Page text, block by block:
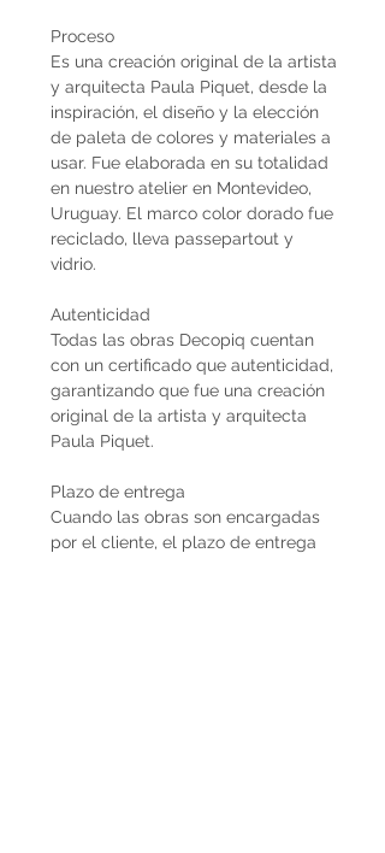
Proceso
Es una creación original de la artista
y arquitecta Paula Piquet, desde la
inspiración, el diseño y la elección
de paleta de colores y materiales a
usar. Fue elaborada en su totalidad
en nuestro atelier en Montevideo,
Uruguay. El marco color dorado fue
reciclado, lleva passepartout y
vidrio.
Autenticidad
Todas las obras Decopiq cuentan
con un certificado que autenticidad,
garantizando que fue una creación
original de la artista y arquitecta
Paula Piquet.
Plazo de entrega
Cuando las obras son encargadas
por el cliente, el plazo de entrega